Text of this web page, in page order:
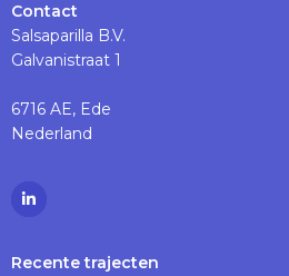
Contact
Salsaparilla B.V.
Galvanistraat 1
6716 AE, Ede
Nederland
Ga
Linkedinpagina
Recente trajecten